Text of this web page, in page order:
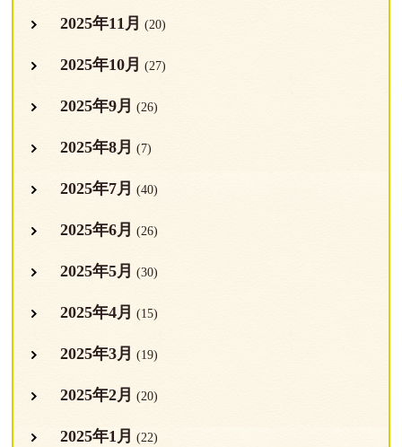
2025年11月 (20)
2025年10月 (27)
2025年9月 (26)
2025年8月 (7)
2025年7月 (40)
2025年6月 (26)
2025年5月 (30)
2025年4月 (15)
2025年3月 (19)
2025年2月 (20)
2025年1月 (22)